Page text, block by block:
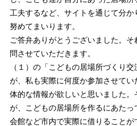
工夫するなど、サイトを通じて分
努めてまいります。
ご答弁ありがとうございました。
問させていただきます。
（１）の「こどもの居場所づくり
が、私も実際に何度か参加させて
体的な情報が欲しいと思いました。
が、こどもの居場所を作るにあた
会館など市内で実際に借りることが